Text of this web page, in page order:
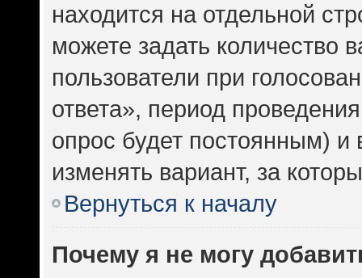
находится на отдельной
можете задать количество
пользователи при
ответа», период
опрос будет постоянным) и
изменять вариант, за
Вернуться к началу
Почему я не могу